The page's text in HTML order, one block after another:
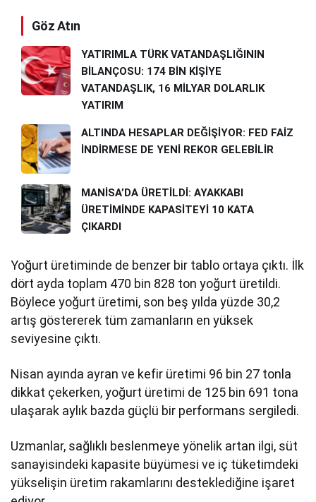
Göz Atın
YATIRIMLA TÜRK VATANDAŞLIĞININ
BİLANÇOSU: 174 BİN KİŞİYE
VATANDAŞLIK, 16 MİLYAR DOLARLIK
YATIRIM
ALTINDA HESAPLAR DEĞİŞİYOR: FED FAİZ
İNDİRMESE DE YENİ REKOR GELEBİLİR
MANİSA’DA ÜRETİLDİ: AYAKKABI
ÜRETİMİNDE KAPASİTEYİ 10 KATA
ÇIKARDI
Yoğurt üretiminde de benzer bir tablo ortaya çıktı. İlk
dört ayda toplam 470 bin 828 ton yoğurt üretildi.
Böylece yoğurt üretimi, son beş yılda yüzde 30,2
artış göstererek tüm zamanların en yüksek
seviyesine çıktı.
Nisan ayında ayran ve kefir üretimi 96 bin 27 tonla
dikkat çekerken, yoğurt üretimi de 125 bin 691 tona
ulaşarak aylık bazda güçlü bir performans sergiledi.
Uzmanlar, sağlıklı beslenmeye yönelik artan ilgi, süt
sanayisindeki kapasite büyümesi ve iç tüketimdeki
yükselişin üretim rakamlarını desteklediğine işaret